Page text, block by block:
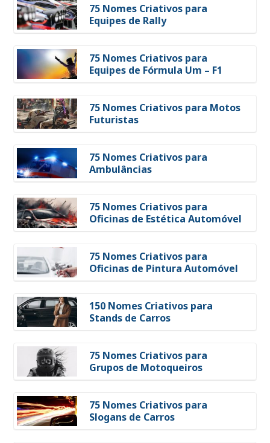
75 Nomes Criativos para
Equipes de Rally
75 Nomes Criativos para
Equipes de Fórmula Um – F1
75 Nomes Criativos para Motos
Futuristas
75 Nomes Criativos para
Ambulâncias
75 Nomes Criativos para
Oficinas de Estética Automóvel
75 Nomes Criativos para
Oficinas de Pintura Automóvel
150 Nomes Criativos para
Stands de Carros
75 Nomes Criativos para
Grupos de Motoqueiros
75 Nomes Criativos para
Slogans de Carros